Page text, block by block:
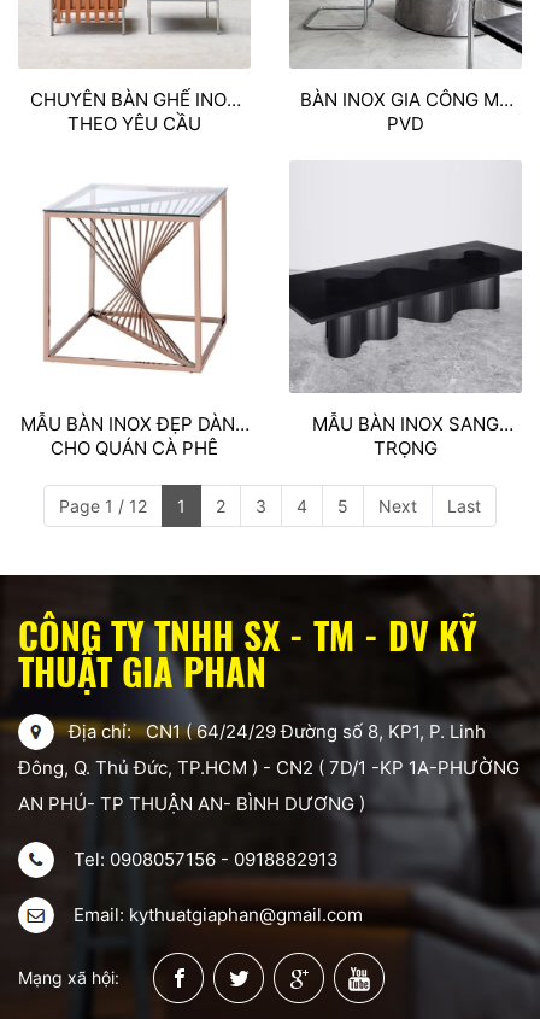
CHUYÊN BÀN GHẾ INOX
THEO YÊU CẦU
BÀN INOX GIA CÔNG MẠ
PVD
MẪU BÀN INOX ĐẸP DÀNH
CHO QUÁN CÀ PHÊ
MẪU BÀN INOX SANG
TRỌNG
Page 1 / 12 1 2 3 4 5 Next Last
CÔNG TY TNHH SX - TM - DV KỸ
THUẬT GIA PHAN
Địa chỉ: CN1 ( 64/24/29 Đường số 8, KP1, P. Linh
Đông, Q. Thủ Đức, TP.HCM ) - CN2 ( 7D/1 -KP 1A-PHƯỜNG
AN PHÚ- TP THUẬN AN- BÌNH DƯƠNG )
Tel: 0908057156 - 0918882913
Email: kythuatgiaphan@gmail.com
Mạng xã hội: